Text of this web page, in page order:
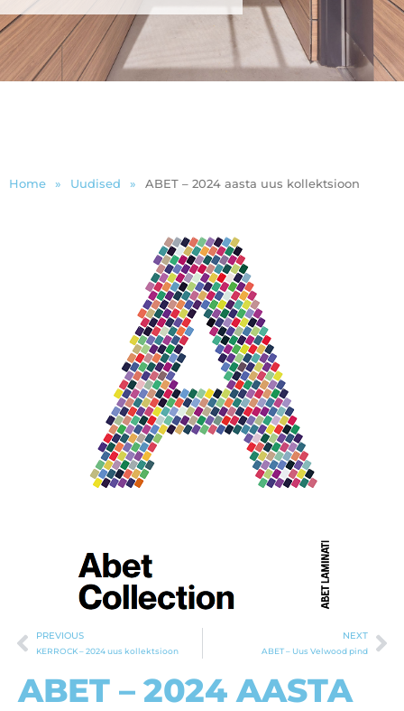
Home » Uudised » ABET – 2024 aasta uus kollektsioon
Prev
PREVIOUS
KERROCK – 2024 uus kollektsioon
NEXT
ABET – Uus Velwood pind
ABET – 2024 AASTA